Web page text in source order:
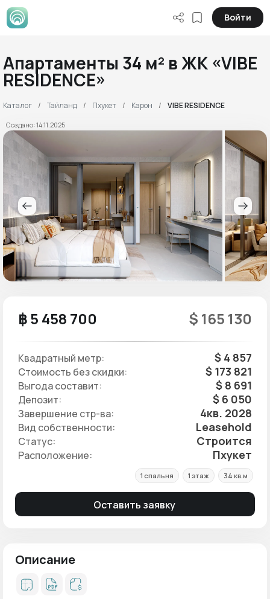
Войти
Апартаменты 34 м² в ЖК «VIBE
RESIDENCE»
Каталог Тайланд Пхукет Карон VIBE RESIDENCE
Создано: 14.11.2025
฿ 5 458 700 $ 165 130
Квадратный метр: $ 4 857
Стоимость без скидки: $ 173 821
Выгода составит: $ 8 691
Депозит: $ 6 050
Завершение стр-ва: 4кв. 2028
Вид собственности: Leasehold
Статус: Строится
Расположение: Пхукет
1 спальня 1 этаж 34 кв.м
Оставить заявку
Описание